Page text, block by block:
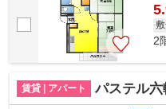
2
賃貸 | アパート パステル